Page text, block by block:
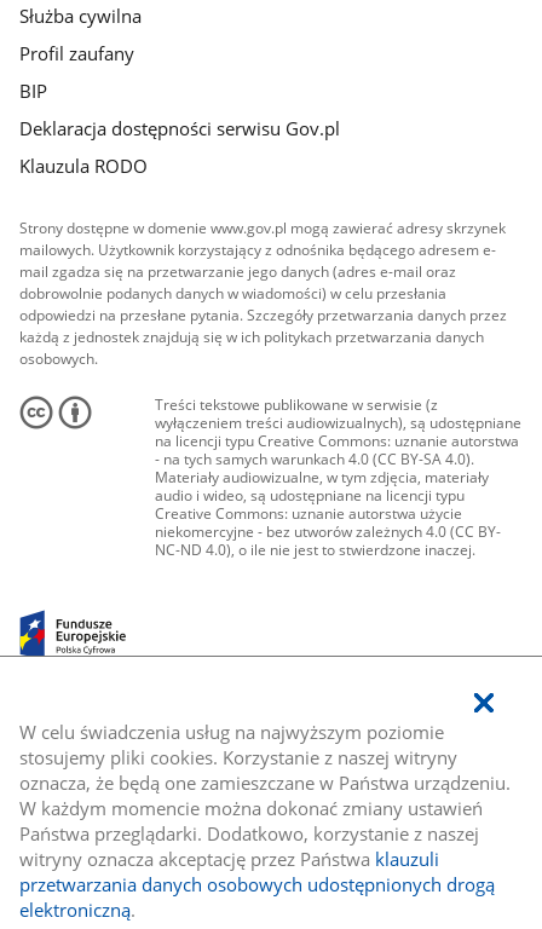
W celu świadczenia usług na najwyższym poziomie
stosujemy pliki cookies. Korzystanie z naszej witryny
oznacza, że będą one zamieszczane w Państwa urządzeniu.
W każdym momencie można dokonać zmiany ustawień
Państwa przeglądarki. Dodatkowo, korzystanie z naszej
witryny oznacza akceptację przez Państwa klauzuli
przetwarzania danych osobowych udostępnionych drogą
elektroniczną.
Służba cywilna
Profil zaufany
BIP
Deklaracja dostępności serwisu Gov.pl
Klauzula RODO
Strony dostępne w domenie www.gov.pl mogą zawierać adresy skrzynek
mailowych. Użytkownik korzystający z odnośnika będącego adresem e-
mail zgadza się na przetwarzanie jego danych (adres e-mail oraz
dobrowolnie podanych danych w wiadomości) w celu przesłania
odpowiedzi na przesłane pytania. Szczegóły przetwarzania danych przez
każdą z jednostek znajdują się w ich politykach przetwarzania danych
osobowych.
Treści tekstowe publikowane w serwisie (z
wyłączeniem treści audiowizualnych), są udostępniane
na licencji typu Creative Commons: uznanie autorstwa
- na tych samych warunkach 4.0 (CC BY-SA 4.0).
Materiały audiowizualne, w tym zdjęcia, materiały
audio i wideo, są udostępniane na licencji typu
Creative Commons: uznanie autorstwa użycie
niekomercyjne - bez utworów zależnych 4.0 (CC BY-
NC-ND 4.0), o ile nie jest to stwierdzone inaczej.